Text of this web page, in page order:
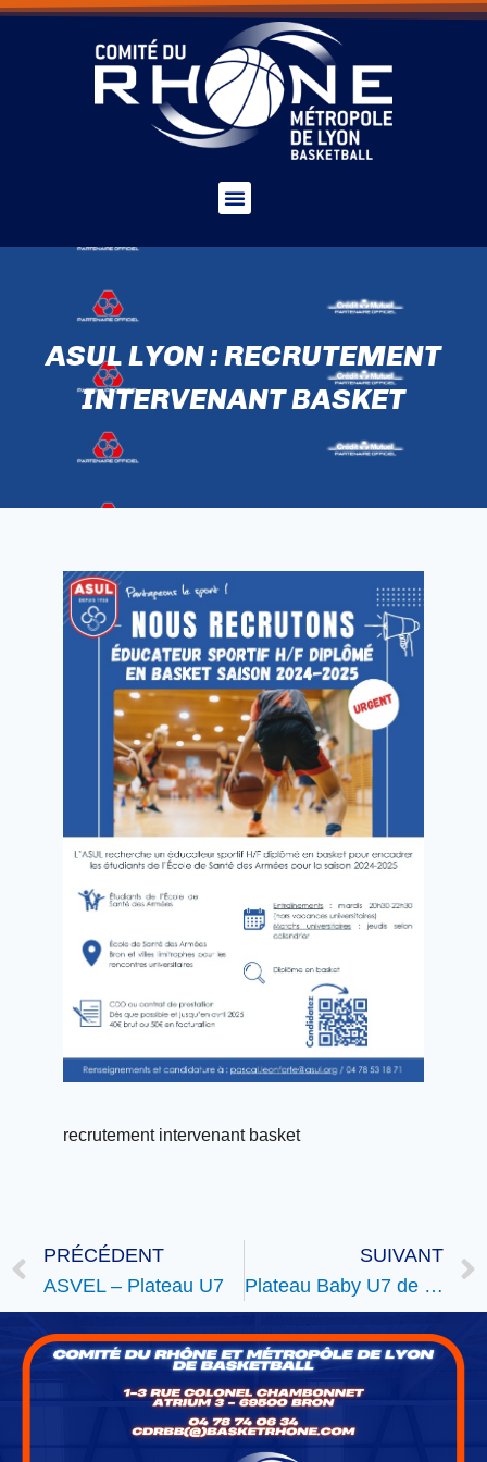
ASUL LYON : RECRUTEMENT
INTERVENANT BASKET
recrutement intervenant basket
PRÉCÉDENT
ASVEL – Plateau U7
SUIVANT
Plateau Baby U7 de l’ALGM Basket